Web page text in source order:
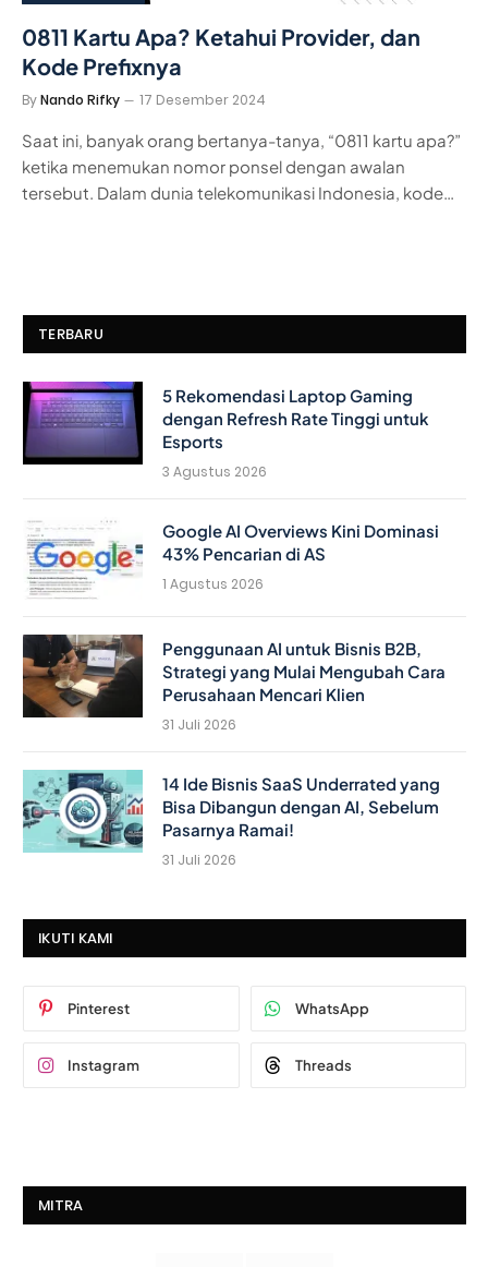
0811 Kartu Apa? Ketahui Provider, dan
Kode Prefixnya
ByNando Rifky 17 Desember 2024
Saat ini, banyak orang bertanya-tanya, “0811 kartu apa?”
ketika menemukan nomor ponsel dengan awalan
tersebut. Dalam dunia telekomunikasi Indonesia, kode…
TERBARU
5 Rekomendasi Laptop Gaming
dengan Refresh Rate Tinggi untuk
Esports
3 Agustus 2026
Google AI Overviews Kini Dominasi
43% Pencarian di AS
1 Agustus 2026
Penggunaan AI untuk Bisnis B2B,
Strategi yang Mulai Mengubah Cara
Perusahaan Mencari Klien
31 Juli 2026
14 Ide Bisnis SaaS Underrated yang
Bisa Dibangun dengan AI, Sebelum
Pasarnya Ramai!
31 Juli 2026
IKUTI KAMI
Pinterest WhatsApp
Instagram Threads
MITRA